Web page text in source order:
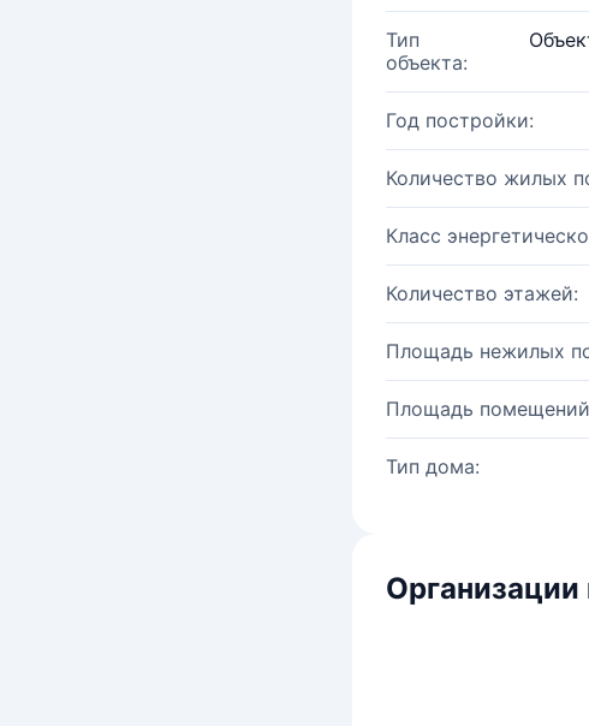
Тип
объекта:
Год постройки:
Количество жилых
Класс
Количество этажей:
Площадь нежилых
Площадь
Тип дома: